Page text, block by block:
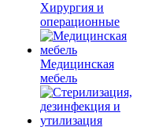
Хирургия и
операционные
Медицинская
мебель